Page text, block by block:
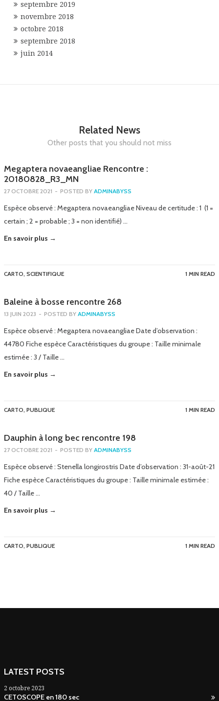
septembre 2019
novembre 2018
octobre 2018
septembre 2018
juin 2014
Related News
Other posts that you should not miss
Megaptera novaeangliae Rencontre :
20180828_R3_MN
27 OCTOBRE 2021 - POSTED BY ADMINABYSS
Espèce observé : Megaptera novaeangliae Niveau de certitude : 1 (1 =
certain ; 2 = probable ; 3 = non identifié) …
En savoir plus →
CARTO, SCIENTIFIQUE 1 MIN READ
Baleine à bosse rencontre 268
13 JUIN 2023 - POSTED BY ADMINABYSS
Espèce observé : Megaptera novaeangliae Date d’observation :
44780 Fiche espèce Caractéristiques du groupe : Taille minimale
estimée : 3 / Taille …
En savoir plus →
CARTO, PUBLIQUE 1 MIN READ
Dauphin à long bec rencontre 198
27 OCTOBRE 2021 - POSTED BY ADMINABYSS
Espèce observé : Stenella longirostris Date d’observation : 31-août-21
Fiche espèce Caractéristiques du groupe : Taille minimale estimée :
40 / Taille …
En savoir plus →
CARTO, PUBLIQUE 1 MIN READ
LATEST POSTS
2 octobre 2023
CETOSCOPE en 180 sec